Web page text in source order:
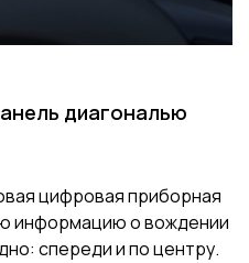
диагональю
цифровая приборная
информацию о вождении
спереди и по центру.